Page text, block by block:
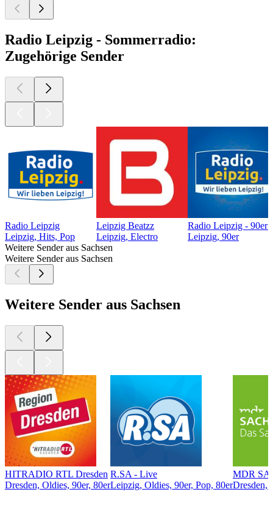
Radio Leipzig - Sommerradio:
Zugehörige Sender
Radio Leipzig
Leipzig, Hits, Pop
Leipzig Beatzz
Leipzig, Electro
Radio Leipzig - 90er
Leipzig, 90er
Weitere Sender aus Sachsen
Weitere Sender aus Sachsen
Weitere Sender aus Sachsen
HITRADIO RTL Dresden
Dresden, Oldies, 90er, 80er
R.SA - Live
Leipzig, Oldies, 90er, Pop, 80er
MDR
Dresden,